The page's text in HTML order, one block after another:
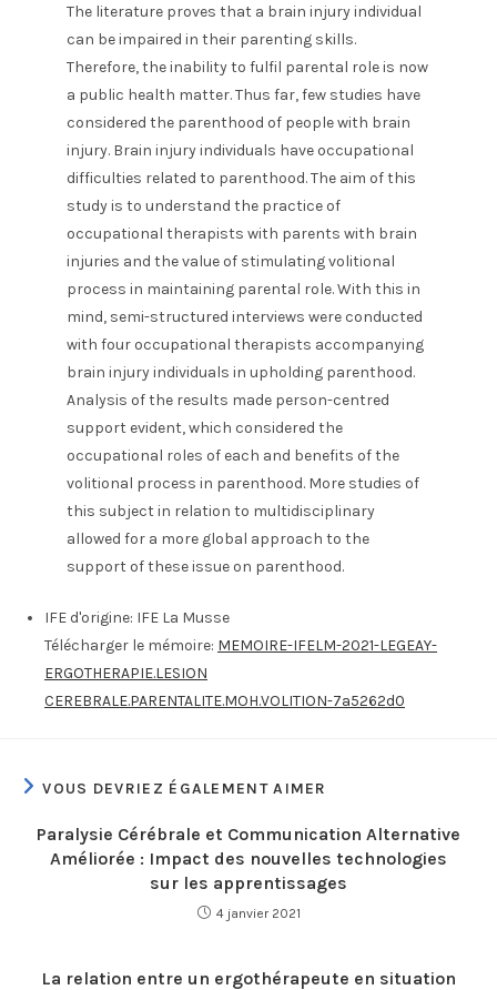
The literature proves that a brain injury individual
can be impaired in their parenting skills.
Therefore, the inability to fulfil parental role is now
a public health matter. Thus far, few studies have
considered the parenthood of people with brain
injury. Brain injury individuals have occupational
difficulties related to parenthood. The aim of this
study is to understand the practice of
occupational therapists with parents with brain
injuries and the value of stimulating volitional
process in maintaining parental role. With this in
mind, semi-structured interviews were conducted
with four occupational therapists accompanying
brain injury individuals in upholding parenthood.
Analysis of the results made person-centred
support evident, which considered the
occupational roles of each and benefits of the
volitional process in parenthood. More studies of
this subject in relation to multidisciplinary
allowed for a more global approach to the
support of these issue on parenthood.
IFE d'origine: IFE La Musse
Télécharger le mémoire: MEMOIRE-IFELM-2021-LEGEAY-
ERGOTHERAPIE.LESION
CEREBRALE.PARENTALITE.MOH.VOLITION-7a5262d0
VOUS DEVRIEZ ÉGALEMENT AIMER
Paralysie Cérébrale et Communication Alternative
Améliorée : Impact des nouvelles technologies
sur les apprentissages
4 janvier 2021
La relation entre un ergothérapeute en situation